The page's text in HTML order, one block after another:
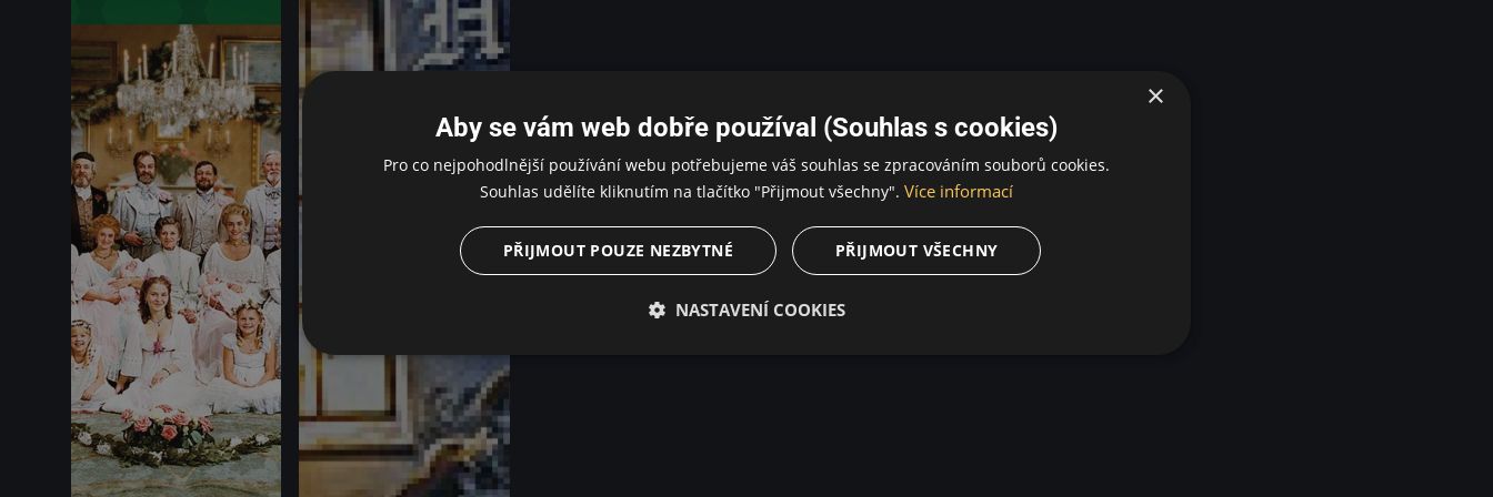
×
Aby se vám web dobře používal (Souhlas s cookies)
Pro co nejpohodlnější používání webu potřebujeme váš souhlas se zpracováním souborů cookies.
Souhlas udělíte kliknutím na tlačítko "Přijmout všechny". Více informací
PŘIJMOUT VŠECHNY
PŘIJMOUT POUZE NEZBYTNÉ
NASTAVENÍ COOKIES